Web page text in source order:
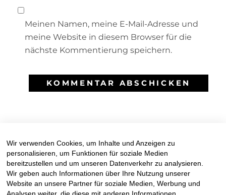
Meinen Namen, meine E-Mail-Adresse und
meine Website in diesem Browser für die
nächste Kommentierung speichern.
Facebook
Mail
Wir verwenden Cookies, um Inhalte und Anzeigen zu
personalisieren, um Funktionen für soziale Medien
bereitzustellen und um unseren Datenverkehr zu analysieren.
Wir geben auch Informationen über Ihre Nutzung unserer
Website an unsere Partner für soziale Medien, Werbung und